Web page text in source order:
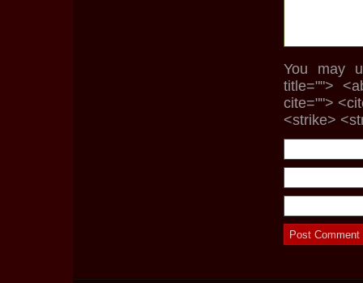
You may
title="">
cite="">
<strike>